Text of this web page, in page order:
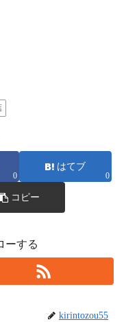
0
はてブ
0
コピー
ーする
kirintozou55